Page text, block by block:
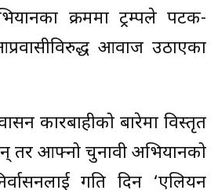
क्रममा ट्रम्पले पटक-
आवाज उठाएका
कारबाहीको बारेमा विस्तृत
तर आफ्नो चुनावी अभियानको
गति दिन ‘एलियन